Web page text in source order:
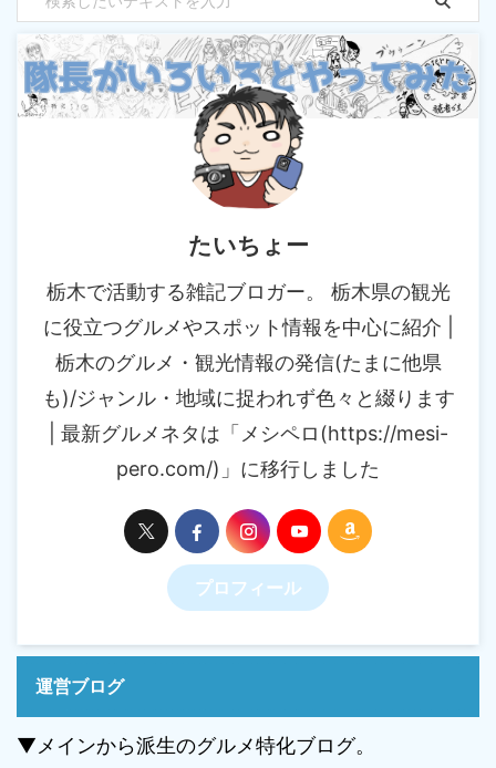
たいちょー
栃木で活動する雑記ブロガー。 栃木県の観光
に役立つグルメやスポット情報を中心に紹介 |
栃木のグルメ・観光情報の発信(たまに他県
も)/ジャンル・地域に捉われず色々と綴ります
| 最新グルメネタは「メシペロ(https://mesi-
pero.com/)」に移行しました
プロフィール
運営ブログ
▼メインから派生のグルメ特化ブログ。